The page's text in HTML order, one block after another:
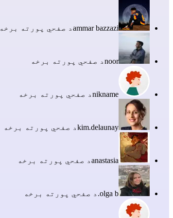
ammar bazzaziد صفحي پورته برخه
noorد صفحي پورته برخه
niknameد صفحي پورته برخه
kim.delaunayد صفحي پورته برخه
anastasiaد صفحي پورته برخه
olga b. د صفحي پورته برخه